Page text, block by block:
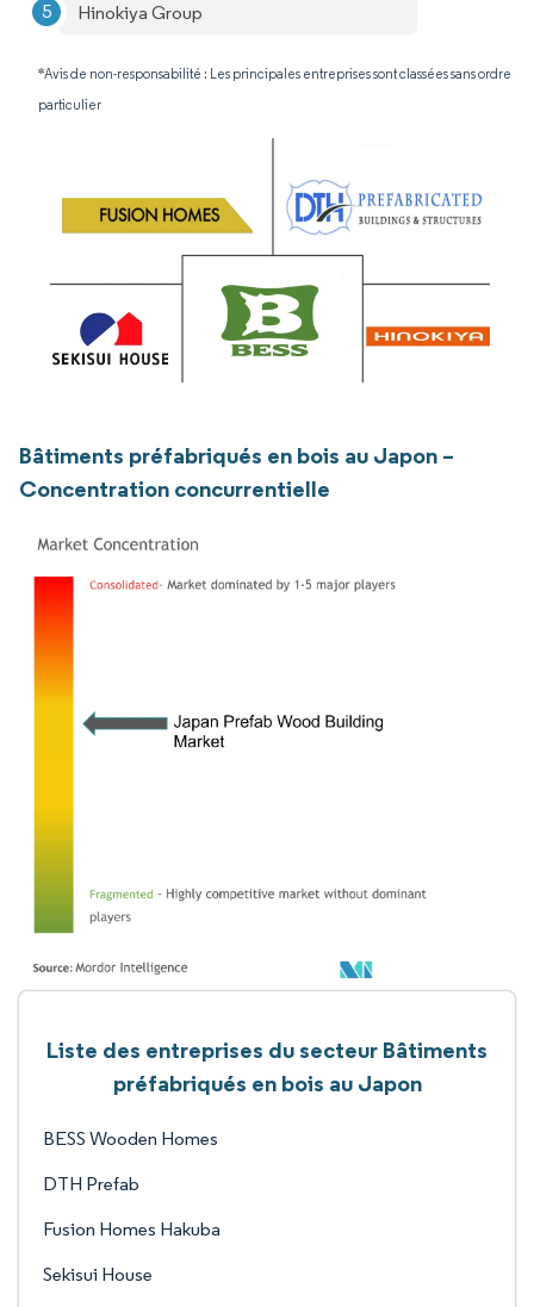
Hinokiya Group
*Avis de non-responsabilité : Les principales entreprises sont classées sans ordre
particulier
Bâtiments préfabriqués en bois au Japon –
Concentration concurrentielle
Liste des entreprises du secteur Bâtiments
préfabriqués en bois au Japon
BESS Wooden Homes
DTH Prefab
Fusion Homes Hakuba
Sekisui House